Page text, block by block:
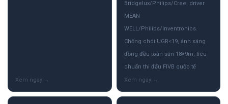
Bridgelux/Philips/Cree, driver
MEAN
WELL/Philips/Inventronics.
Chống chói UGR<19, ánh sáng
đồng đều toàn sân 18×9m, tiêu
chuẩn thi đấu FIVB quốc tế